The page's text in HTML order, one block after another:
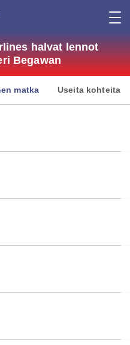
halvat lennot
Begawan
matka Useita kohteita